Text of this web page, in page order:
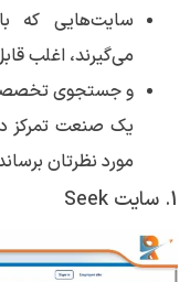
سایت‌هایی که
می‌گیرند، اغلب
و جستجوی
یک صنعت تمرکز
مورد نظرتان
1. سایت Seek